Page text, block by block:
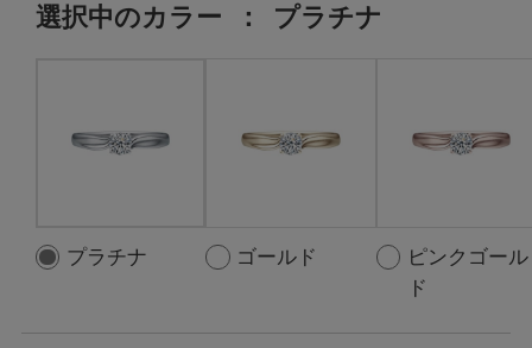
選択中のカラー ： プラチナ
プラチナ ゴールド
ピンクゴール
ド